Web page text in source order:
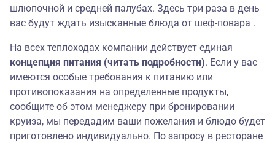
шлюпочной и средней палубах. Здесь три раза в день
вас будут ждать изысканные блюда от шеф-повара .
На всех теплоходах компании действует единая
концепция питания (читать подробности). Если у вас
имеются особые требования к питанию или
противопоказания на определенные продукты,
сообщите об этом менеджеру при бронировании
круиза, мы передадим ваши пожелания и блюдо будет
приготовлено индивидуально. По запросу в ресторане